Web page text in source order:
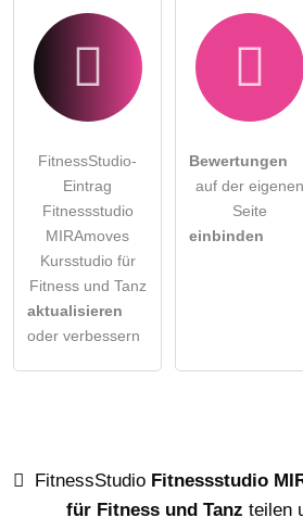
FitnessStudio-
Eintrag
Fitnessstudio
MIRAmoves
Kursstudio für
Fitness und Tanz
aktualisieren
oder verbessern
Bewertungen
auf der eigenen
Seite
einbinden
FitnessStudio Fitnessstudio
für Fitness und Tanz teilen